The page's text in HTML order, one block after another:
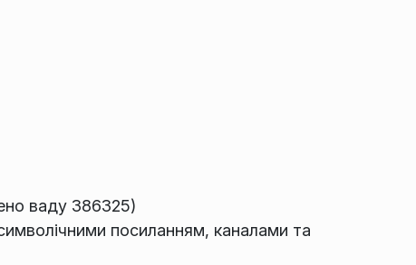
ваду 386325)
посиланням, каналами та